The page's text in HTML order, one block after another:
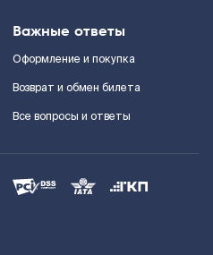
Важные ответы
Оформление и покупка
Возврат и обмен билета
Все вопросы и ответы